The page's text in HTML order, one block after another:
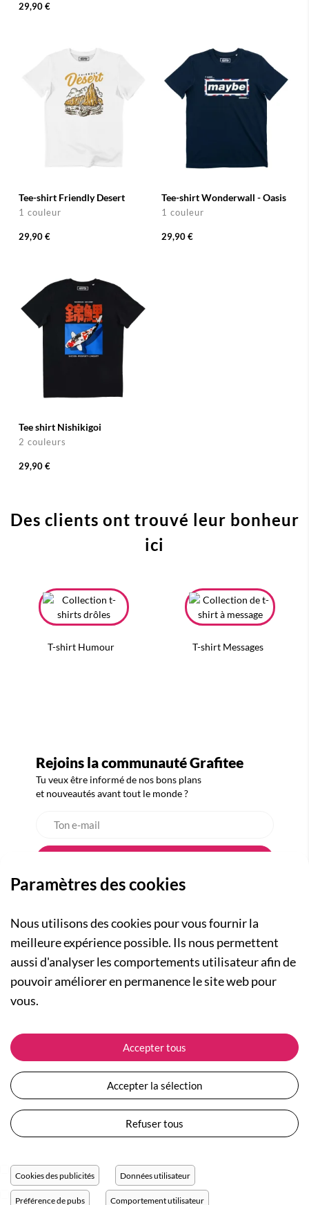
29,90 €
Tee-shirt Friendly Desert
1 couleur
29,90 €
Tee-shirt Wonderwall - Oasis
1 couleur
29,90 €
Tee shirt Nishikigoi
2 couleurs
29,90 €
Des clients ont trouvé leur bonheur
ici
T-shirt Humour T-shirt Messages
Rejoins la communauté Grafitee
Tu veux être informé de nos bons plans
et nouveautés avant tout le monde ?
A PROPOS
Qui sommes-nous ?
Actualités
Nos engagements
Plan du site
Devenir revendeur
NOS RUBRIQUES
Collection Femme
Collection Enfants
Les Totebags
Nos différents thèmes
ASSISTANCE
Suivre ma commande
Expédition et livraison
Retour et remboursement
Moyens de paiement
Questions / Réponses
Conditions générales de vente
Protection des données personnelles
Réglage des cookies
Paramètres des cookies
Nous utilisons des cookies pour vous fournir la
meilleure expérience possible. Ils nous permettent
aussi d'analyser les comportements utilisateur afin de
pouvoir améliorer en permanence le site web pour
vous.
Accepter tous
Accepter la sélection
Refuser tous
Cookies des publicités Données utilisateur
Préférence de pubs Comportement utilisateur